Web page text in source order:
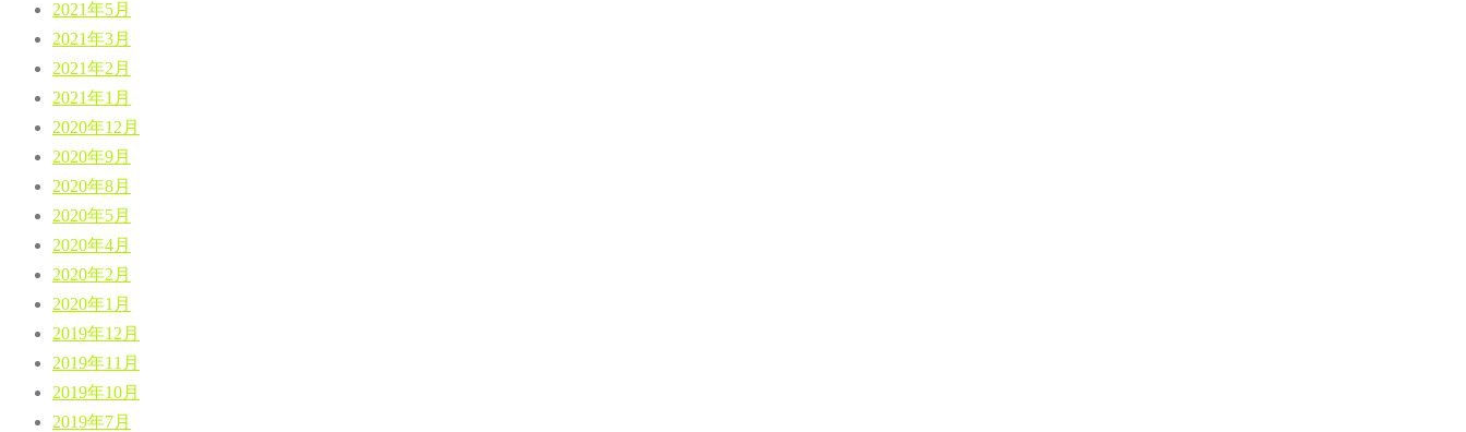
2021年5月
2021年3月
2021年2月
2021年1月
2020年12月
2020年9月
2020年8月
2020年5月
2020年4月
2020年2月
2020年1月
2019年12月
2019年11月
2019年10月
2019年7月